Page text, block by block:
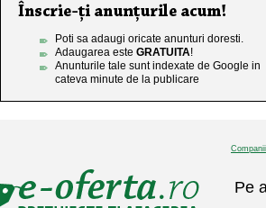
Poti sa adaugi oricate anunturi doresti.
Adaugarea este GRATUITA!
Anunturile tale sunt indexate de Google in
cateva minute de la publicare
Companii
Pe